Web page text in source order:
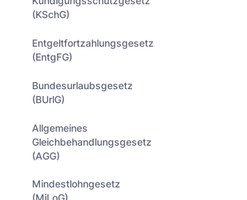
(KSchG)
Entgeltfortzahlungsgesetz
(EntgFG)
Bundesurlaubsgesetz
(BUrlG)
Allgemeines
Gleichbehandlungsgesetz
(AGG)
Mindestlohngesetz